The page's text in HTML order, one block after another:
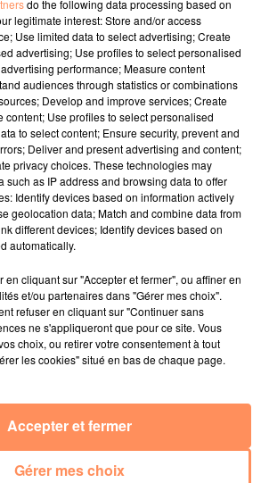
recontactées directement pour
! Bonne chance à tous !!!
avec Dadju
application pour mettre en
jouer à la pétanque
la nuit !
électrifiés pour 2023 !
sa traditionnelle "Fête du vin"
à témoins pour retrouver
do the following data processing based on
legitimate interest: Store and/or access
Use limited data to select advertising; Create
advertising; Use profiles to select personalised
performance; Measure content
audiences through statistics or combinations
Develop and improve services; Create
content; Use profiles to select personalised
to select content; Ensure security, prevent and
Deliver and present advertising and content;
privacy choices. These technologies may
such as IP address and browsing data to offer
Identify devices based on information actively
geolocation data; Match and combine data from
different devices; Identify devices based on
automatically.
en cliquant sur "Accepter et fermer", ou affiner en
et/ou partenaires dans "Gérer mes choix".
refuser en cliquant sur "Continuer sans
ne s'appliqueront que pour ce site. Vous
choix, ou retirer votre consentement à tout
les cookies" situé en bas de chaque page.
Gérer mes choix
Accepter et fermer